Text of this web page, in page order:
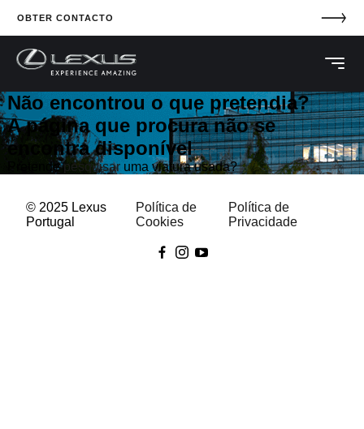
OBTER CONTACTO
Não encontrou o que pretendia?
A página que procura não se
encontra disponível
Pretendepesquisaruma viatura usada?
© 2025 Lexus
Portugal
Política de
Cookies
Política de
Privacidade